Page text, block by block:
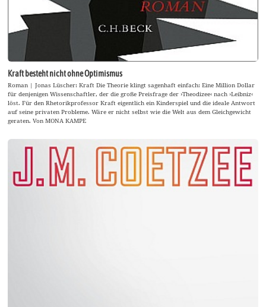
Kraft besteht nicht ohne Optimismus
Roman | Jonas Lüscher: Kraft Die Theorie klingt sagenhaft einfach: Eine Million Dollar
für denjenigen Wissenschaftler, der die große Preisfrage der ›Theodizee‹ nach ›Leibniz‹
löst. Für den Rhetorikprofessor Kraft eigentlich ein Kinderspiel und die ideale Antwort
auf seine privaten Probleme. Wäre er nicht selbst wie die Welt aus dem Gleichgewicht
geraten. Von MONA KAMPE